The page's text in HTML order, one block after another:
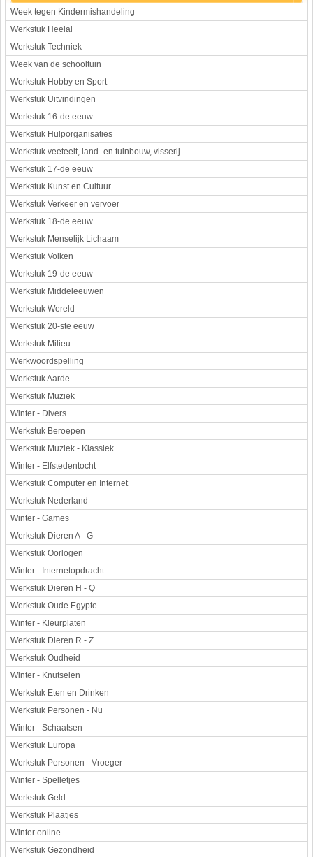
Week tegen Kindermishandeling
Werkstuk Heelal
Werkstuk Techniek
Week van de schooltuin
Werkstuk Hobby en Sport
Werkstuk Uitvindingen
Werkstuk 16-de eeuw
Werkstuk Hulporganisaties
Werkstuk veeteelt, land- en tuinbouw, visserij
Werkstuk 17-de eeuw
Werkstuk Kunst en Cultuur
Werkstuk Verkeer en vervoer
Werkstuk 18-de eeuw
Werkstuk Menselijk Lichaam
Werkstuk Volken
Werkstuk 19-de eeuw
Werkstuk Middeleeuwen
Werkstuk Wereld
Werkstuk 20-ste eeuw
Werkstuk Milieu
Werkwoordspelling
Werkstuk Aarde
Werkstuk Muziek
Winter - Divers
Werkstuk Beroepen
Werkstuk Muziek - Klassiek
Winter - Elfstedentocht
Werkstuk Computer en Internet
Werkstuk Nederland
Winter - Games
Werkstuk Dieren A - G
Werkstuk Oorlogen
Winter - Internetopdracht
Werkstuk Dieren H - Q
Werkstuk Oude Egypte
Winter - Kleurplaten
Werkstuk Dieren R - Z
Werkstuk Oudheid
Winter - Knutselen
Werkstuk Eten en Drinken
Werkstuk Personen - Nu
Winter - Schaatsen
Werkstuk Europa
Werkstuk Personen - Vroeger
Winter - Spelletjes
Werkstuk Geld
Werkstuk Plaatjes
Winter online
Werkstuk Gezondheid